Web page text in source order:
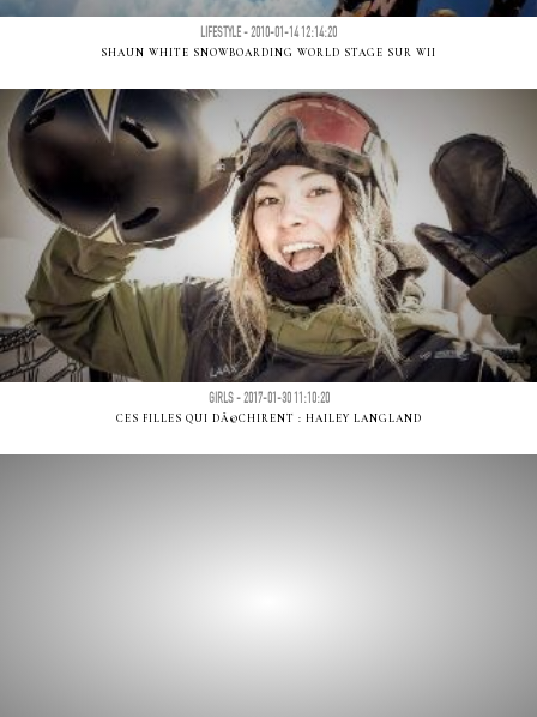
LIFESTYLE - 2010-01-14 12:14:20
SHAUN WHITE SNOWBOARDING WORLD STAGE SUR WII
GIRLS - 2017-01-30 11:10:20
CES FILLES QUI DÃ©CHIRENT : HAILEY LANGLAND